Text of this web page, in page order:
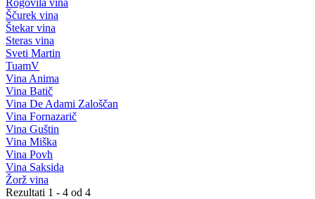
Ščurek vina
Štekar vina
Steras vina
Sveti Martin
TuamV
Vina Anima
Vina Batič
Vina De Adami Zaloščan
Vina Fornazarič
Vina Guštin
Vina Miška
Vina Povh
Vina Saksida
Žorž vina
Rezultati 1 - 4 od 4